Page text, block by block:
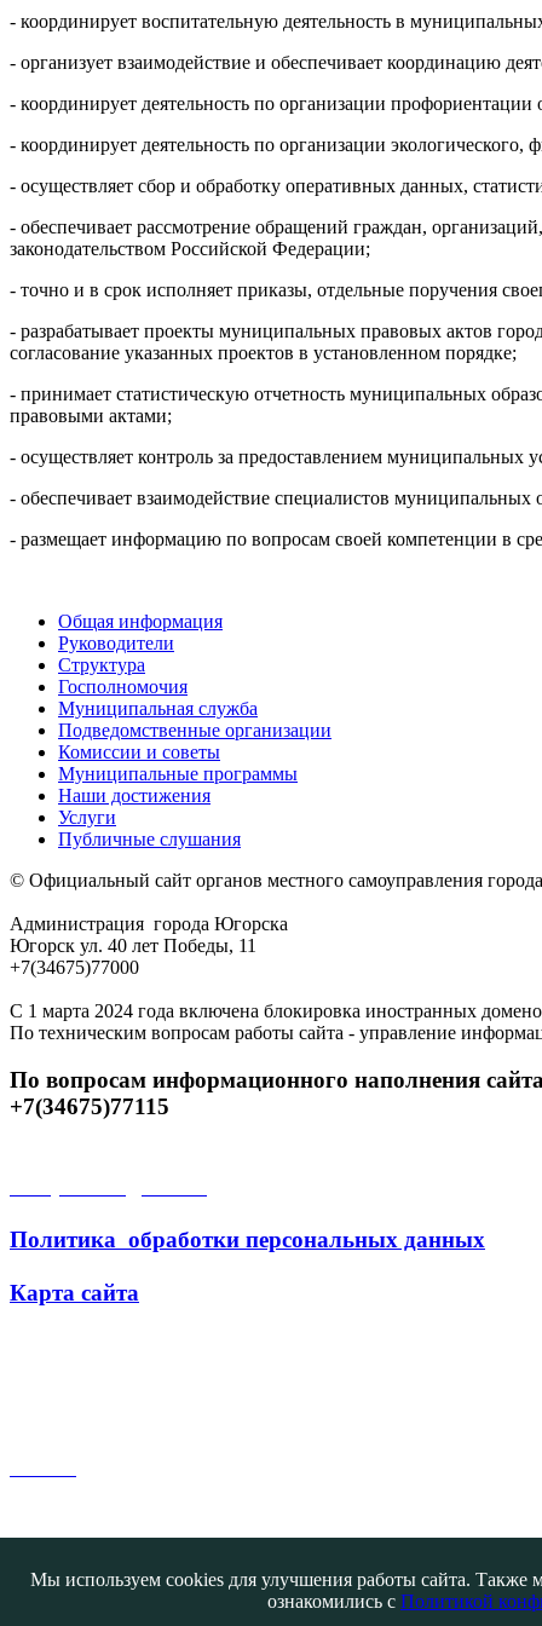
- координирует воспитательную деятельность в
- организует взаимодействие и обеспечивает координацию
- координирует деятельность по организации
- координирует деятельность по организации
- осуществляет сбор и обработку оперативных данных,
- обеспечивает рассмотрение обращений граждан,
законодательством Российской Федерации;
- точно и в срок исполняет приказы, отдельные поручения
- разрабатывает проекты муниципальных правовых актов
согласование указанных проектов в установленном порядке;
- принимает статистическую отчетность муниципальных
правовыми актами;
- осуществляет контроль за предоставлением муниципальных
- обеспечивает взаимодействие специалистов
- размещает информацию по вопросам своей компетенции в
Общая информация
Руководители
Структура
Госполномочия
Муниципальная служба
Подведомственные организации
Комиссии и советы
Муниципальные программы
Наши достижения
Услуги
Публичные слушания
© Официальный сайт органов местного самоуправления
Администрация города Югорска
Югорск ул. 40 лет Победы, 11
+7(34675)77000
С 1 марта 2024 года включена блокировка иностранных
По техническим вопросам работы сайта - управление
По вопросам информационного наполнения
+7(34675)77115
Политика обработки персональных данных
Карта сайта
Мы используем cookies для улучшения работы сайта. Также
ознакомились с Политикой